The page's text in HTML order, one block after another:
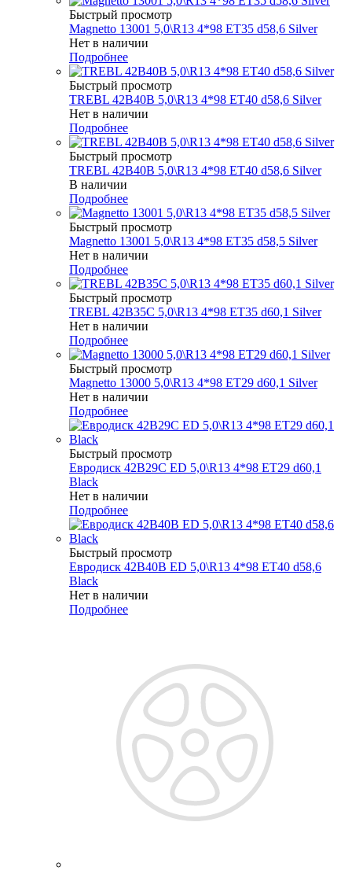
Быстрый просмотр
Magnetto 13001 5,0\R13 4*98 ET35 d58,6 Silver
Нет в наличии
Подробнее
Быстрый просмотр
TREBL 42B40B 5,0\R13 4*98 ET40 d58,6 Silver
Нет в наличии
Подробнее
Быстрый просмотр
TREBL 42B40B 5,0\R13 4*98 ET40 d58,6 Silver
В наличии
Подробнее
Быстрый просмотр
Magnetto 13001 5,0\R13 4*98 ET35 d58,5 Silver
Нет в наличии
Подробнее
Быстрый просмотр
TREBL 42B35C 5,0\R13 4*98 ET35 d60,1 Silver
Нет в наличии
Подробнее
Быстрый просмотр
Magnetto 13000 5,0\R13 4*98 ET29 d60,1 Silver
Нет в наличии
Подробнее
Быстрый просмотр
Евродиск 42B29C ED 5,0\R13 4*98 ET29 d60,1
Black
Нет в наличии
Подробнее
Быстрый просмотр
Евродиск 42B40B ED 5,0\R13 4*98 ET40 d58,6
Black
Нет в наличии
Подробнее